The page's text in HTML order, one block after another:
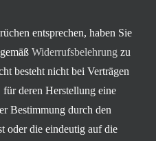
entsprechen, haben Sie
Widerrufsbelehrung zu
besteht nicht bei Verträgen
deren Herstellung eine
Bestimmung durch den
oder die eindeutig auf die